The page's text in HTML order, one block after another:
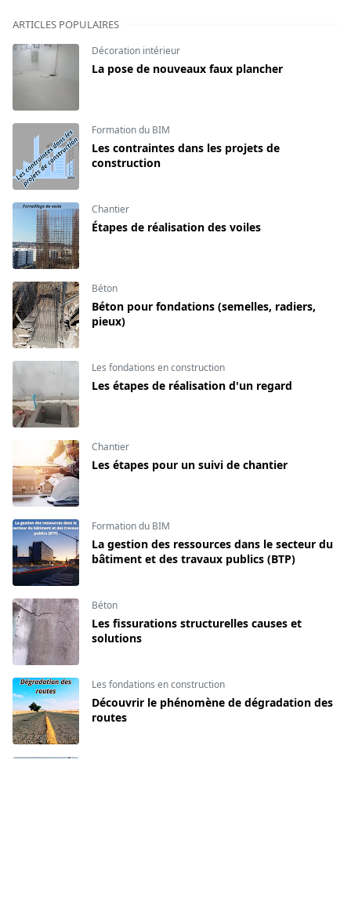
ARTICLES POPULAIRES
Décoration intérieur
La pose de nouveaux faux plancher
Formation du BIM
Les contraintes dans les projets de
construction
Chantier
Étapes de réalisation des voiles
Béton
Béton pour fondations (semelles, radiers,
pieux)
Les fondations en construction
Les étapes de réalisation d'un regard
Chantier
Les étapes pour un suivi de chantier
Formation du BIM
La gestion des ressources dans le secteur du
bâtiment et des travaux publics (BTP)
Béton
Les fissurations structurelles causes et
solutions
Les fondations en construction
Découvrir le phénomène de dégradation des
routes